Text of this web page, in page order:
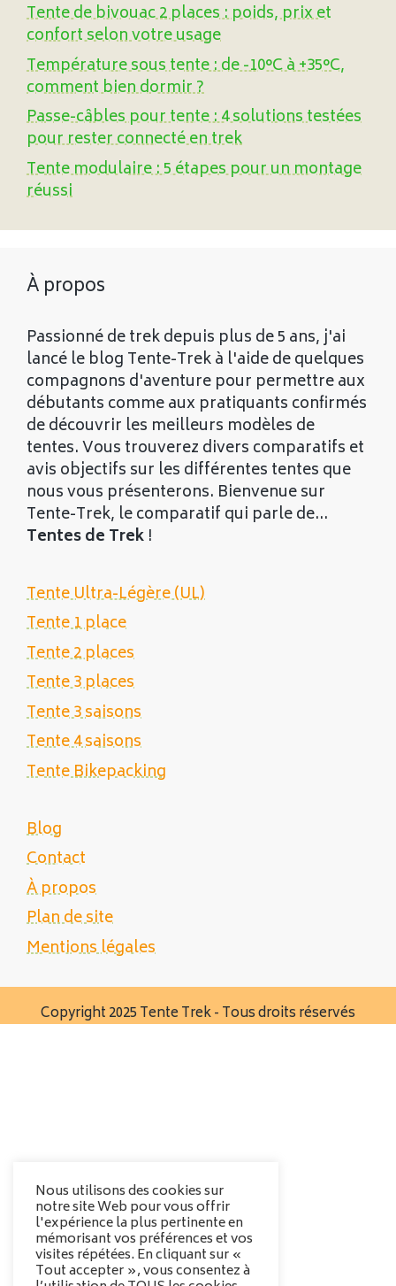
Tente de bivouac 2 places : poids, prix et
confort selon votre usage
Température sous tente : de -10°C à +35°C,
comment bien dormir ?
Passe-câbles pour tente : 4 solutions testées
pour rester connecté en trek
Tente modulaire : 5 étapes pour un montage
réussi
À propos
Passionné de trek depuis plus de 5 ans, j'ai
lancé le blog Tente-Trek à l'aide de quelques
compagnons d'aventure pour permettre aux
débutants comme aux pratiquants confirmés
de découvrir les meilleurs modèles de
tentes. Vous trouverez divers comparatifs et
avis objectifs sur les différentes tentes que
nous vous présenterons. Bienvenue sur
Tente-Trek, le comparatif qui parle de...
Tentes de Trek !
Tente Ultra-Légère (UL)
Tente 1 place
Tente 2 places
Tente 3 places
Tente 3 saisons
Tente 4 saisons
Tente Bikepacking
Blog
Contact
À propos
Plan de site
Mentions légales
Copyright 2025 Tente Trek - Tous droits réservés
Nous utilisons des cookies sur
notre site Web pour vous offrir
l'expérience la plus pertinente en
mémorisant vos préférences et vos
visites répétées. En cliquant sur «
Tout accepter », vous consentez à